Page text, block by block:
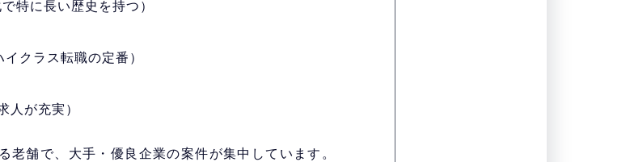
特に長い歴史を持つ）
イクラス転職の定番）
人が充実）
老舗で、大手・優良企業の案件が集中しています。